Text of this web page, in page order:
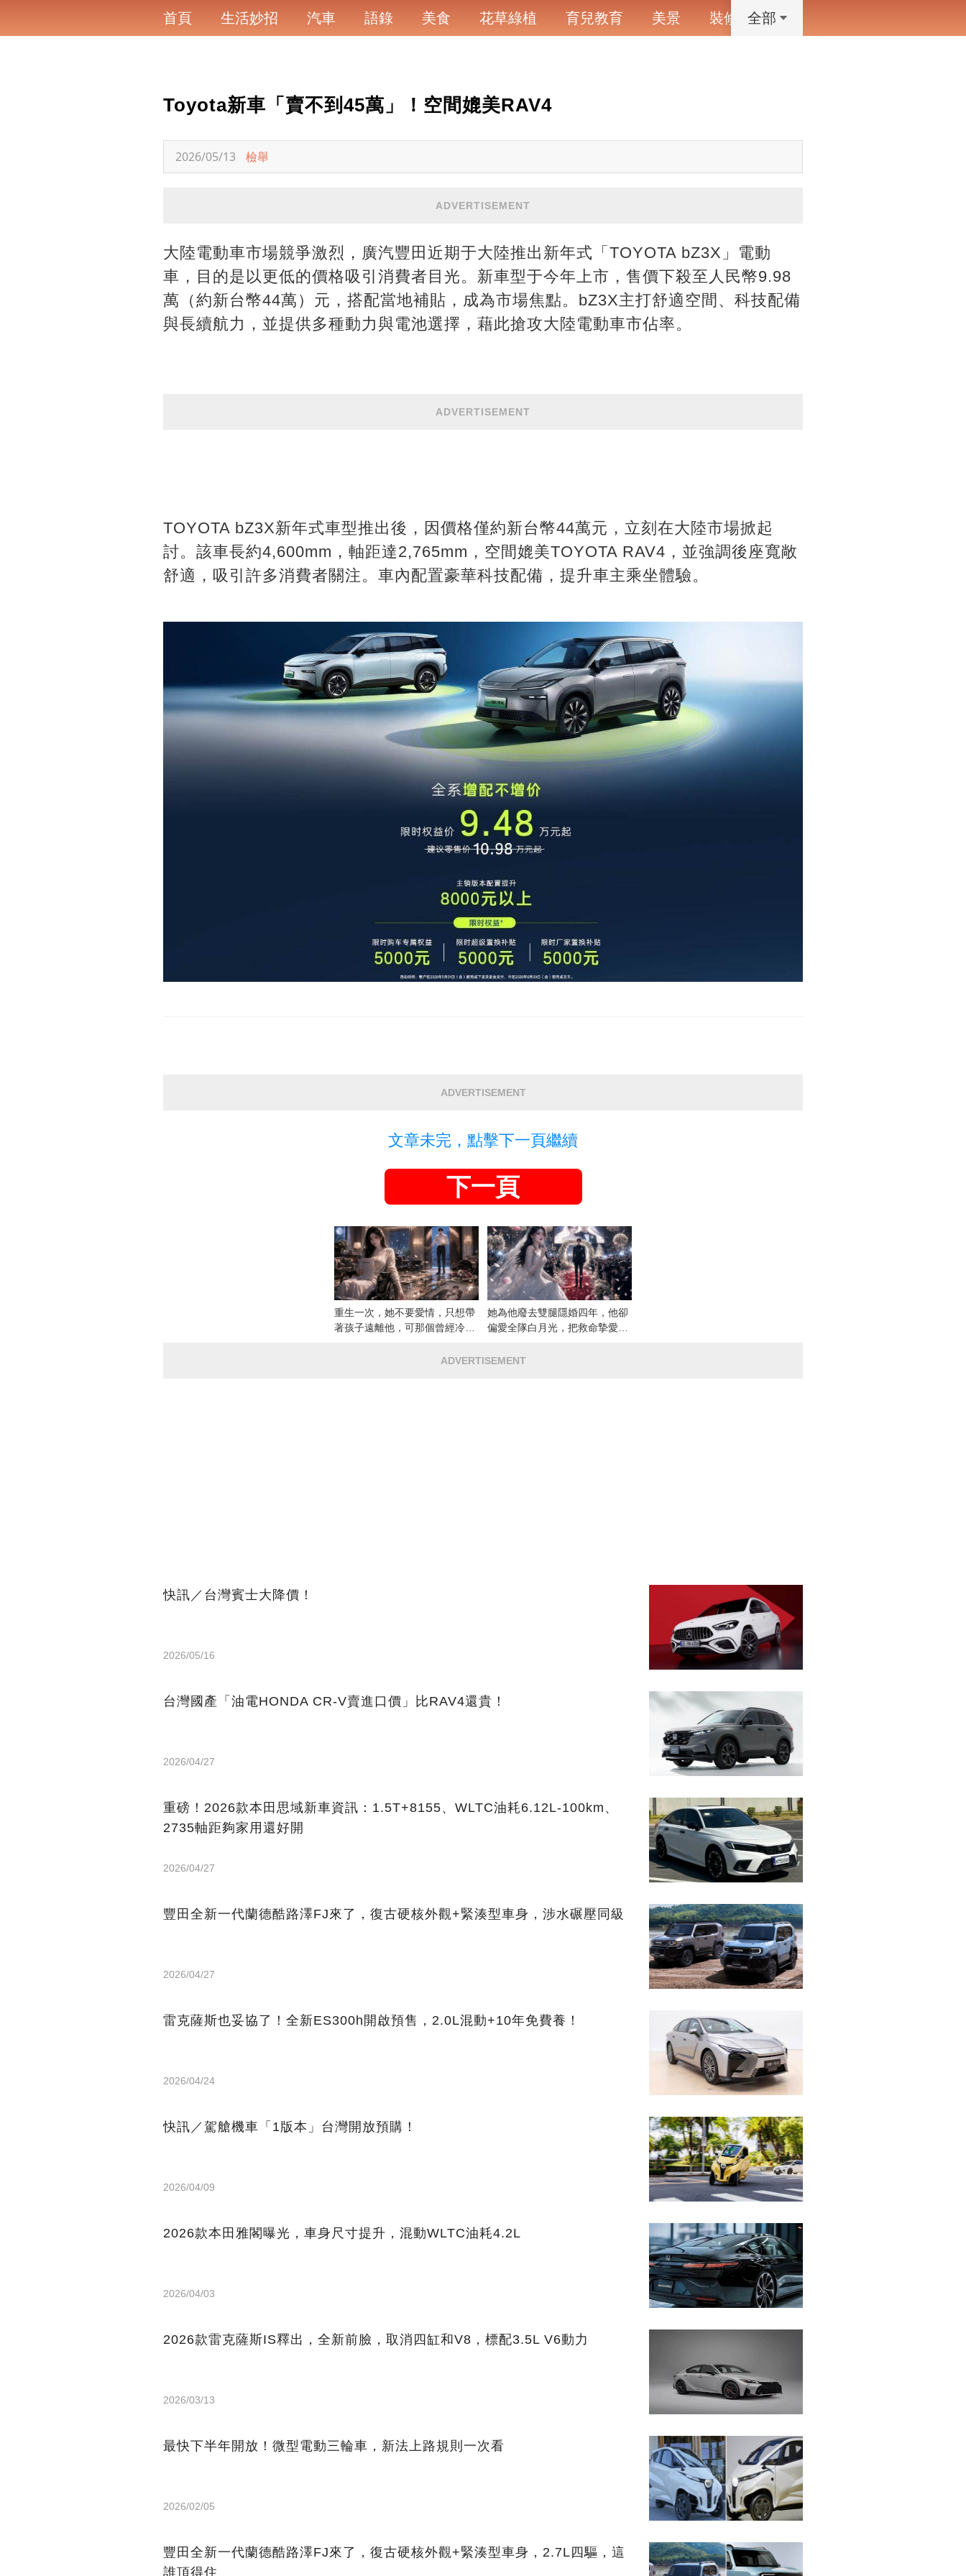
首頁 生活妙招 汽車 語錄 美食 花草綠植 育兒教育 美景 裝修 寵物
全部
Toyota新車「賣不到45萬」！空間媲美RAV4
2026/05/13 檢舉
ADVERTISEMENT
大陸電動車市場競爭激烈，廣汽豐田近期于大陸推出新年式「TOYOTA bZ3X」電動
車，目的是以更低的價格吸引消費者目光。新車型于今年上市，售價下殺至人民幣9.98
萬（約新台幣44萬）元，搭配當地補貼，成為市場焦點。bZ3X主打舒適空間、科技配備
與長續航力，並提供多種動力與電池選擇，藉此搶攻大陸電動車市佔率。
ADVERTISEMENT
TOYOTA bZ3X新年式車型推出後，因價格僅約新台幣44萬元，立刻在大陸市場掀起
討。該車長約4,600mm，軸距達2,765mm，空間媲美TOYOTA RAV4，並強調後座寬敞
舒適，吸引許多消費者關注。車內配置豪華科技配備，提升車主乘坐體驗。
ADVERTISEMENT
文章未完，點擊下一頁繼續
下一頁
重生一次，她不要愛情，只想帶
著孩子遠離他，可那個曾經冷漠
她為他廢去雙腿隱婚四年，他卻
偏愛全隊白月光，把救命摯愛當
ADVERTISEMENT
快訊／台灣賓士大降價！
2026/05/16
台灣國產「油電HONDA CR-V賣進口價」比RAV4還貴！
2026/04/27
重磅！2026款本田思域新車資訊：1.5T+8155、WLTC油耗6.12L-100km、
2735軸距夠家用還好開
2026/04/27
豐田全新一代蘭德酷路澤FJ來了，復古硬核外觀+緊湊型車身，涉水碾壓同級
2026/04/27
雷克薩斯也妥協了！全新ES300h開啟預售，2.0L混動+10年免費養！
2026/04/24
快訊／駕艙機車「1版本」台灣開放預購！
2026/04/09
2026款本田雅閣曝光，車身尺寸提升，混動WLTC油耗4.2L
2026/04/03
2026款雷克薩斯IS釋出，全新前臉，取消四缸和V8，標配3.5L V6動力
2026/03/13
最快下半年開放！微型電動三輪車，新法上路規則一次看
2026/02/05
豐田全新一代蘭德酷路澤FJ來了，復古硬核外觀+緊湊型車身，2.7L四驅，這
誰頂得住